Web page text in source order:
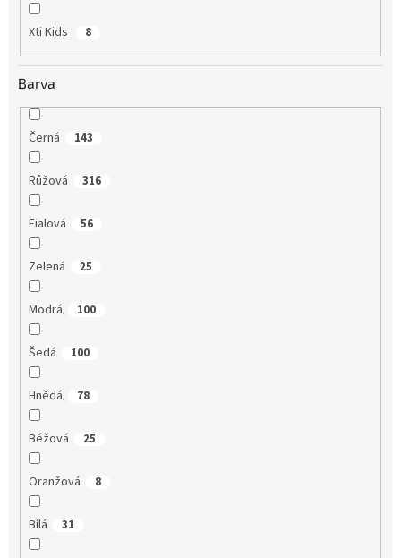
Xti Kids 8
Barva
Černá 143
Růžová 316
Fialová 56
Zelená 25
Modrá 100
Šedá 100
Hnědá 78
Béžová 25
Oranžová 8
Bílá 31